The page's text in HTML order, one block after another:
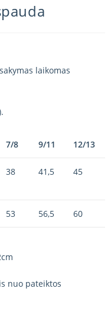
laikomas
7/8 9/11 12/13
38 41,5 45
53 56,5 60
nuo pateiktos